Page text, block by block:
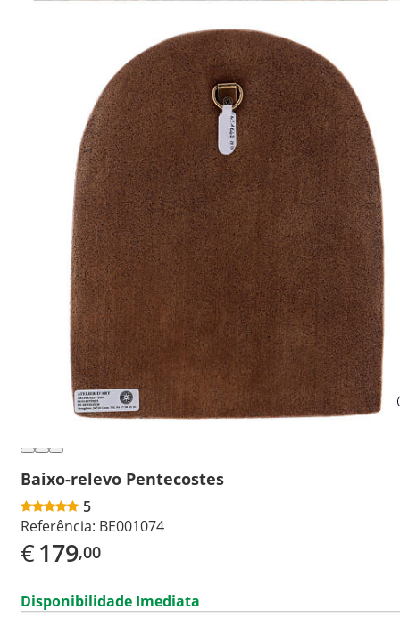
Baixo-relevo Pentecostes
5
Referência: BE001074
€179,00
Disponibilidade Imediata